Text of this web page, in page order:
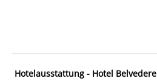
Hotelausstattung - Hotel Belvedere